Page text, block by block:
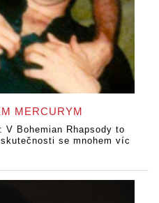
MERCURYM
V Bohemian Rhapsody to
se mnohem víc